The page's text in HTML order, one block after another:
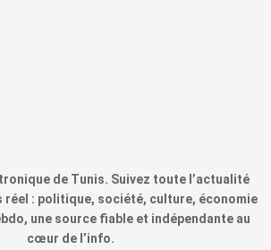
de Tunis. Suivez toute l’actualité
réel : politique, société, culture, économie
une source fiable et indépendante au
cœur de l’info.